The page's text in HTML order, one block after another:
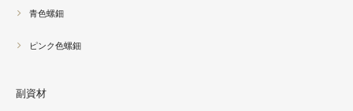
青色螺鈿
ピンク色螺鈿
副資材